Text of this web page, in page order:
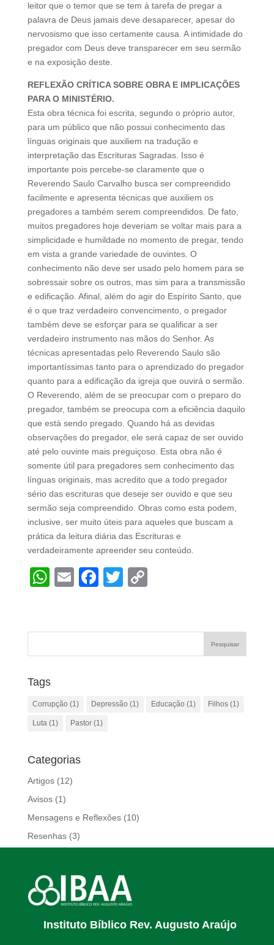
leitor que o temor que se tem à tarefa de pregar a
palavra de Deus jamais deve desaparecer, apesar do
nervosismo que isso certamente causa. A intimidade do
pregador com Deus deve transparecer em seu sermão
e na exposição deste.
REFLEXÃO CRÍTICA SOBRE OBRA E IMPLICAÇÕES
PARA O MINISTÉRIO.
Esta obra técnica foi escrita, segundo o próprio autor,
para um público que não possui conhecimento das
línguas originais que auxiliem na tradução e
interpretação das Escrituras Sagradas. Isso é
importante pois percebe-se claramente que o
Reverendo Saulo Carvalho busca ser compreendido
facilmente e apresenta técnicas que auxiliem os
pregadores a também serem compreendidos. De fato,
muitos pregadores hoje deveriam se voltar mais para a
simplicidade e humildade no momento de pregar, tendo
em vista a grande variedade de ouvintes. O
conhecimento não deve ser usado pelo homem para se
sobressair sobre os outros, mas sim para a transmissão
e edificação. Afinal, além do agir do Espírito Santo, que
é o que traz verdadeiro convencimento, o pregador
também deve se esforçar para se qualificar a ser
verdadeiro instrumento nas mãos do Senhor. As
técnicas apresentadas pelo Reverendo Saulo são
importantíssimas tanto para o aprendizado do pregador
quanto para a edificação da igreja que ouvirá o sermão.
O Reverendo, além de se preocupar com o preparo do
pregador, também se preocupa com a eficiência daquilo
que está sendo pregado. Quando há as devidas
observações do pregador, ele será capaz de ser ouvido
até pelo ouvinte mais preguiçoso. Esta obra não é
somente útil para pregadores sem conhecimento das
línguas originais, mas acredito que a todo pregador
sério das escrituras que deseje ser ouvido e que seu
sermão seja compreendido. Obras como esta podem,
inclusive, ser muito úteis para aqueles que buscam a
prática da leitura diária das Escrituras e
verdadeiramente apreender seu conteúdo.
W
s
A
p
p
E
F
e
b
k
T
er y
Li
Tags
Corrupção (1) Depressão (1) Educação (1) Filhos(1)
Luta(1) Pastor(1)
Categorias
Artigos(12)
Avisos(1)
Mensagens e Reflexões(10)
Resenhas(3)
Instituto Bíblico Rev. Augusto Araújo